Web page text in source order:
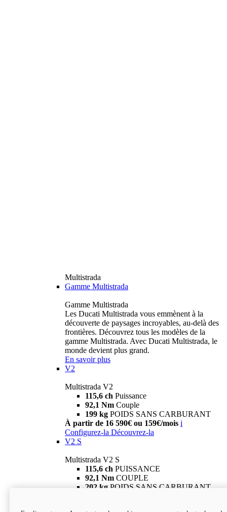
Multistrada
Gamme Multistrada
Gamme Multistrada
Les Ducati Multistrada vous emmènent à la
découverte de paysages incroyables, au-delà des
frontières. Découvrez tous les modèles de la
gamme Multistrada. Avec Ducati Multistrada, le
monde devient plus grand.
En savoir plus
V2
Multistrada V2
115,6 ch Puissance
92,1 Nm Couple
199 kg POIDS SANS CARBURANT
À partir de 16 590€ ou 159€/mois i
Configurez-la Découvrez-la
V2 S
Multistrada V2 S
115,6 ch PUISSANCE
92,1 Nm COUPLE
202 kg POIDS SANS CARBURANT